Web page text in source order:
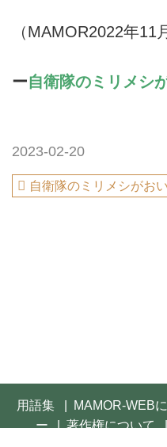
（MAMOR2022年11
ー自衛隊のミリメシ
2023-02-20
自衛隊のミリメシがお
用語集 MAMOR-WEB
ー
著作権について